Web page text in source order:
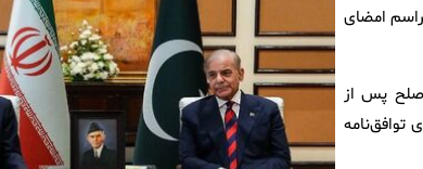
امضای
پس از